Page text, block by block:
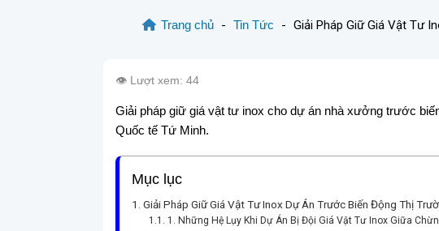
Trang chủ - Tin Tức - Giải Pháp Giữ Giá Vật Tư
👁️ Lượt xem: 44
Giải pháp giữ giá vật tư inox cho dự án nhà xưởng trước
Quốc tế Tứ Minh.
Mục lục
Giải Pháp Giữ Giá Vật Tư Inox Dự Án Trước Biến Động Thị
1. Những Hệ Lụy Khi Dự Án Bị Đội Giá Vật Tư Inox Giữa